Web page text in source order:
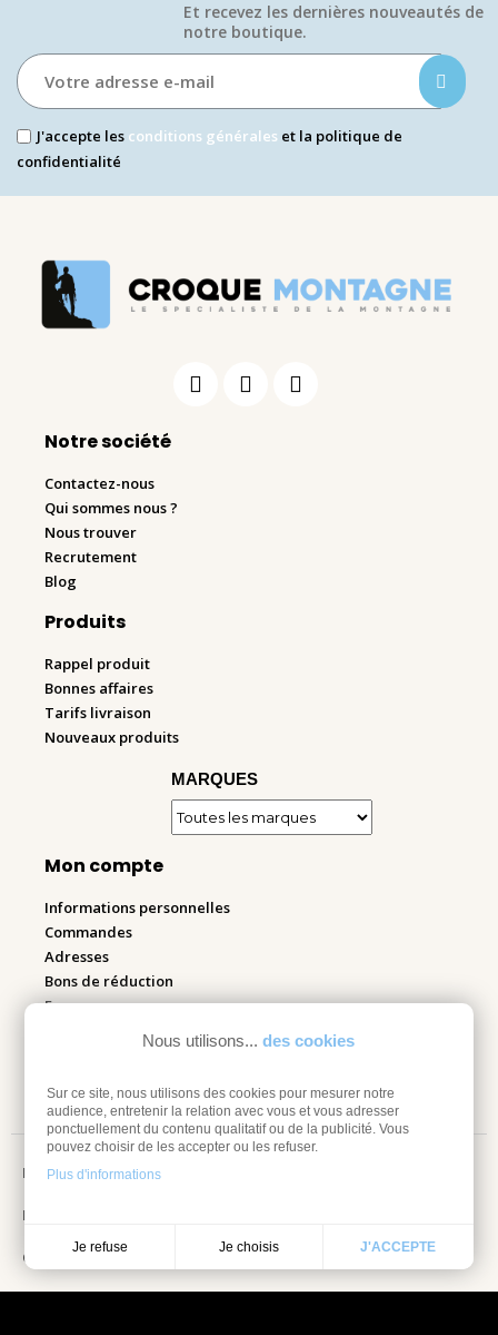
Nous utilisons... des cookies
Sur ce site, nous utilisons des cookies pour mesurer notre
audience, entretenir la relation avec vous et vous adresser
ponctuellement du contenu qualitatif ou de la publicité. Vous
pouvez choisir de les accepter ou les refuser.
Plus d'informations
Je refuse Je choisis J'ACCEPTE
Et recevez les dernières nouveautés de
notre boutique.​
J'accepte les conditions générales et la politique de
confidentialité
Notre société
Contactez-nous
Qui sommes nous ?
Nous trouver
Recrutement
Blog
Produits
Rappel produit
Bonnes affaires
Tarifs livraison
Nouveaux produits
MARQUES
Mon compte
Informations personnelles
Commandes
Adresses
Bons de réduction
Espace pro
Mentions légales
Information sur les cookies
Conditions Générales de vente